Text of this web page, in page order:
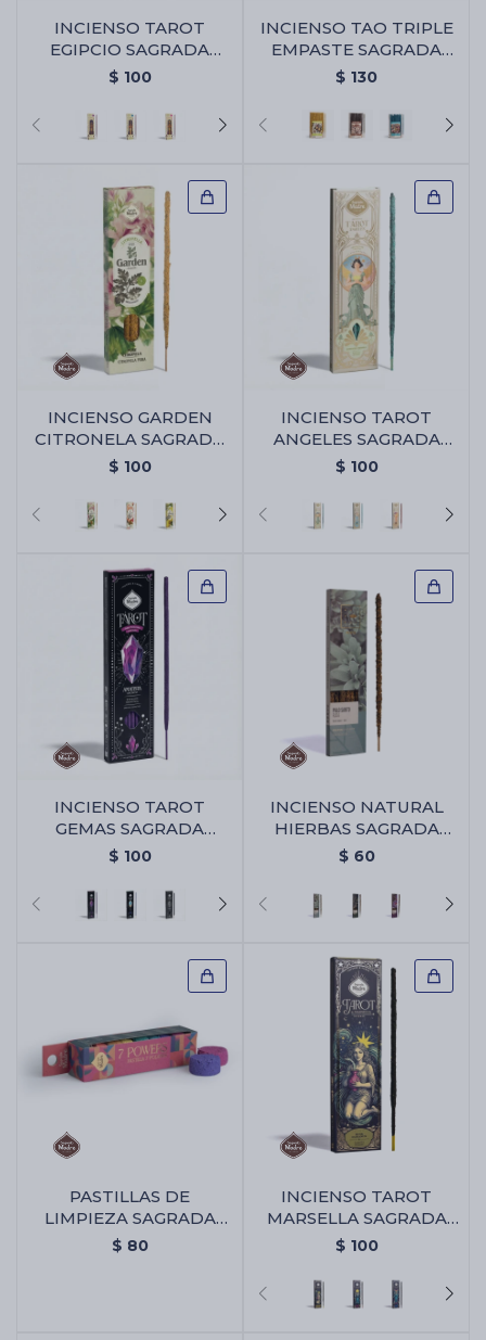
INCIENSO TAROT
EGIPCIO SAGRADA
MADRE - Oud
$ 100
INCIENSO TAO TRIPLE
EMPASTE SAGRADA
MADRE X30 - PACK X2 -
$ 130
INCIENSO GARDEN
CITRONELA SAGRADA
MADRE - Pura
$ 100
INCIENSO TAROT
ANGELES SAGRADA
MADRE - Bayas De
$ 100
INCIENSO TAROT
GEMAS SAGRADA
MADRE X6 - Amatista -
$ 100
INCIENSO NATURAL
HIERBAS SAGRADA
MADRE X6 - Palo
$ 60
PASTILLAS DE
LIMPIEZA SAGRADA
MADRE 7 PODERES -
$ 80
INCIENSO TAROT
MARSELLA SAGRADA
MADRE X6 -
$ 100
Cartas de Tarot
Aromatizantes de ambientes
Artículos Esotéricos